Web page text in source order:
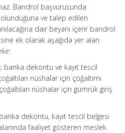
Bandrol başvurusunda
ve talep edilen
dair beyanı içerir bandrol
ek olarak aşağıda yer alan
banka dekontu ve kayıt tescil
nüshalar için çoğaltımı
nüshalar için gümrük giriş
dekontu, kayıt tescil belgesi
faaliyet gösteren meslek